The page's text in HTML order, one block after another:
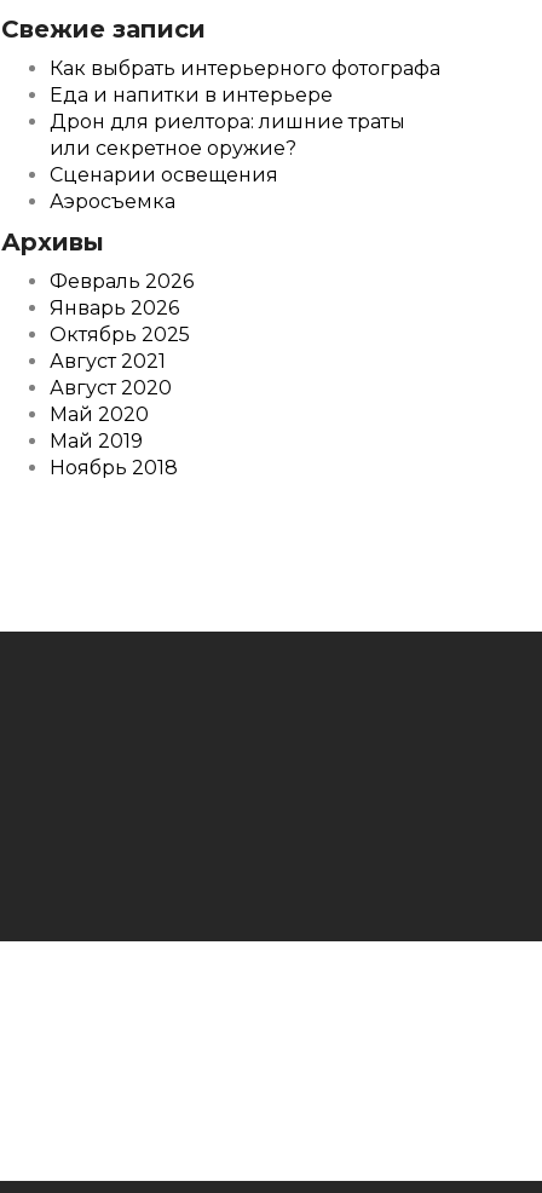
Свежие записи
Как выбрать интерьерного фотографа
Еда и напитки в интерьере
Дрон для риелтора: лишние траты
или секретное оружие?
Сценарии освещения
Аэросъемка
Архивы
Февраль 2026
Январь 2026
Октябрь 2025
Август 2021
Август 2020
Май 2020
Май 2019
Ноябрь 2018